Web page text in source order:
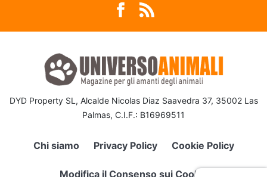
DYD Property SL, Alcalde Nicolas Diaz Saavedra 37, 35002 Las
Palmas, C.I.F.: B16969511
Chi siamo Privacy Policy Cookie Policy
Modifica il Consenso sui Cookie